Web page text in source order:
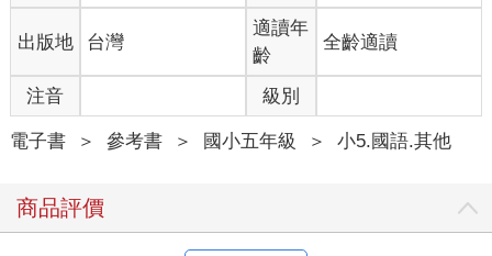
出版地 台灣
適讀年
齡
全齡適讀
注音 級別
電子書 ＞ 參考書 ＞ 國小五年級 ＞ 小5.國語.其他
商品評價